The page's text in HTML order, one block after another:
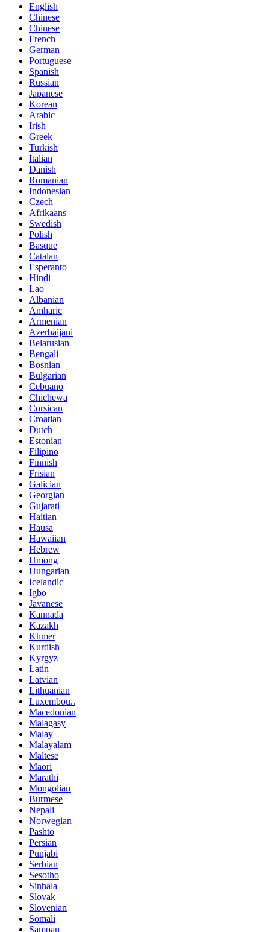
English
Chinese
Chinese
French
German
Portuguese
Spanish
Russian
Japanese
Korean
Arabic
Irish
Greek
Turkish
Italian
Danish
Romanian
Indonesian
Czech
Afrikaans
Swedish
Polish
Basque
Catalan
Esperanto
Hindi
Lao
Albanian
Amharic
Armenian
Azerbaijani
Belarusian
Bengali
Bosnian
Bulgarian
Cebuano
Chichewa
Corsican
Croatian
Dutch
Estonian
Filipino
Finnish
Frisian
Galician
Georgian
Gujarati
Haitian
Hausa
Hawaiian
Hebrew
Hmong
Hungarian
Icelandic
Igbo
Javanese
Kannada
Kazakh
Khmer
Kurdish
Kyrgyz
Latin
Latvian
Lithuanian
Luxembou..
Macedonian
Malagasy
Malay
Malayalam
Maltese
Maori
Marathi
Mongolian
Burmese
Nepali
Norwegian
Pashto
Persian
Punjabi
Serbian
Sesotho
Sinhala
Slovak
Slovenian
Somali
Samoan